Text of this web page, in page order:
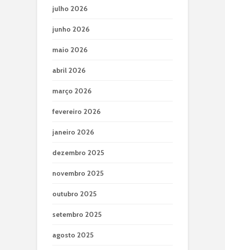
julho 2026
junho 2026
maio 2026
abril 2026
março 2026
fevereiro 2026
janeiro 2026
dezembro 2025
novembro 2025
outubro 2025
setembro 2025
agosto 2025